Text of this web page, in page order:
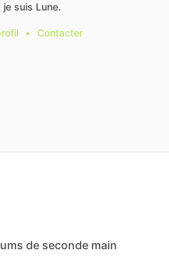
je suis Lune.
• Contacter
de seconde main